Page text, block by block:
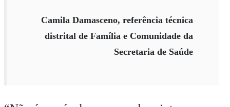
Camila Damasceno, referência técnica
distrital de Família e Comunidade da
Secretaria de Saúde